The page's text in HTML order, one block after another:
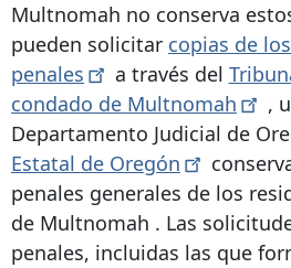
Multnomah no conserva
pueden solicitar copias de
penales
a través del
condado de Multnomah
,
Departamento Judicial de
Estatal de Oregón
penales generales de los
de Multnomah . Las
penales, incluidas las que